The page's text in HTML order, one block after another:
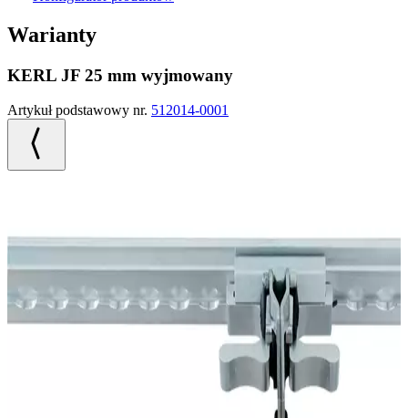
Warianty
KERL JF 25 mm wyjmowany
Artykuł podstawowy nr. 512014-0001